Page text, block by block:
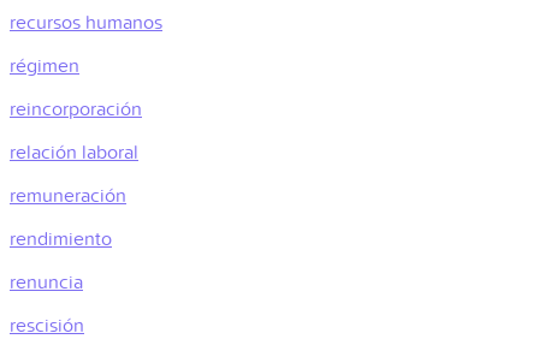
recursos humanos
régimen
reincorporación
relación laboral
remuneración
rendimiento
renuncia
rescisión